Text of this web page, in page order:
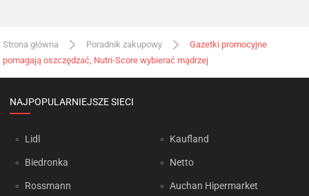
Strona główna Poradnik zakupowy
Gazetki promocyjne
pomagają oszczędzać, Nutri-Score wybierać mądrzej
NAJPOPULARNIEJSZE SIECI
Lidl
Biedronka
Rossmann
Kaufland
Netto
Auchan Hipermarket